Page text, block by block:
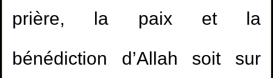
prière, la paix et la
bénédiction d’Allah soit sur